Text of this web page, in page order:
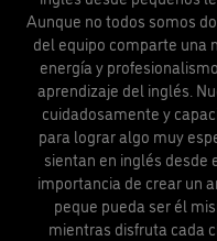
Aunque no todos somos
del equipo comparte una
energía y
aprendizaje del inglés.
cuidadosamente y
para lograr algo muy
sientan en inglés desde
importancia de crear un
peque pueda ser él
mientras disfruta cada